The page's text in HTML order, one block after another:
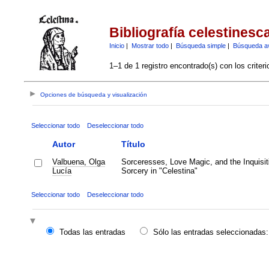
Bibliografía
Inicio| Mostrar todo| Búsqueda simple| Búsqueda
1–1 de 1 registro encontrado(s) con los
Opciones de búsqueda y visualización
Seleccionar todo Deseleccionar todo
Autor Título
Valbuena, Olga
Lucía
Sorceresses, Love Magic, and the
Sorcery in "Celestina"
Seleccionar todo Deseleccionar todo
Todas las entradas
Sólo las entradas seleccionadas: